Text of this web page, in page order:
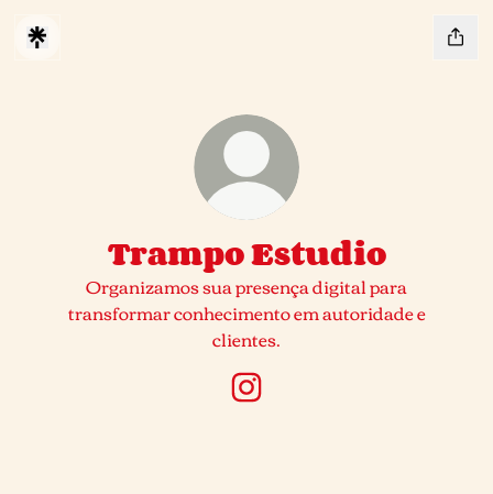
Trampo Estudio
Organizamos sua presença digital para
transformar conhecimento em autoridade e
clientes.
Trampo Estudio Instagram